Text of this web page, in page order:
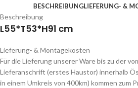
BESCHREIBUNGLIEFERUNG- &
Beschreibung
L55*T53*H91 cm
Lieferung- & Montagekosten
Für die Lieferung unserer Ware bis zu der
Lieferanschrift (erstes Haustor) innerhalb
in einem Umkreis von 400km) kommen zum